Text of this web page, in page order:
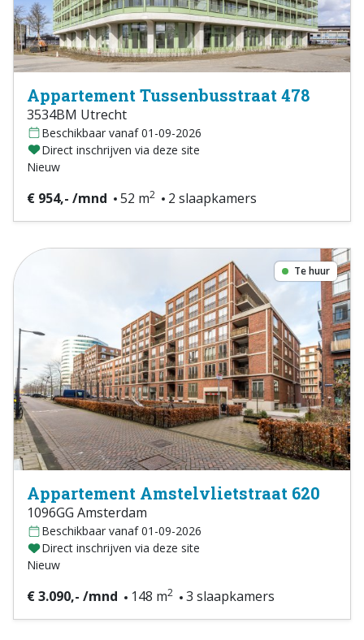
Appartement Tussenbusstraat 478
3534BM Utrecht
Beschikbaar vanaf 01-09-2026
Direct inschrijven via deze site
Nieuw
€ 954,- /mnd 52 m2 2 slaapkamers
Te huur
Appartement Amstelvlietstraat 620
1096GG Amsterdam
Beschikbaar vanaf 01-09-2026
Direct inschrijven via deze site
Nieuw
€ 3.090,- /mnd 148 m2 3 slaapkamers